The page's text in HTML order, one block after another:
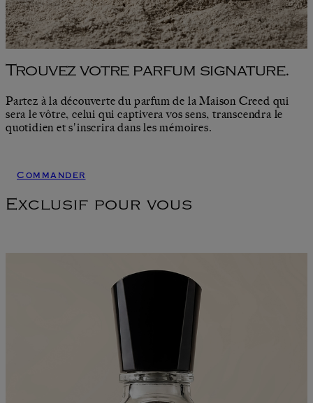
Trouvez votre parfum signature.
Partez à la découverte du parfum de la Maison Creed qui
sera le vôtre, celui qui captivera vos sens, transcendra le
quotidien et s'inscrira dans les mémoires.
Commander
Exclusif pour vous